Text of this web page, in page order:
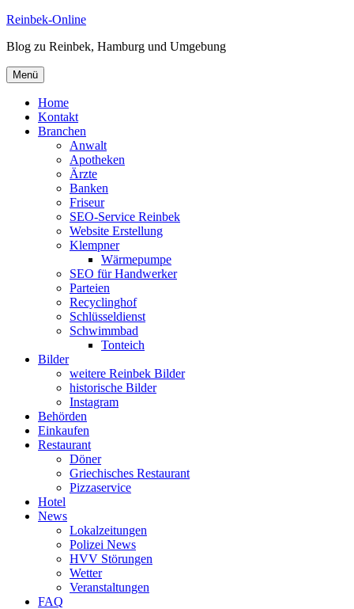
Zum
springen
Reinbek-Online
Blog zu Reinbek, Hamburg und Umgebung
Menü
Home
Kontakt
Branchen
Anwalt
Apotheken
Ärzte
Banken
Friseur
SEO-Service Reinbek
Website Erstellung
Klempner
Wärmepumpe
SEO für Handwerker
Parteien
Recyclinghof
Schlüsseldienst
Schwimmbad
Tonteich
Bilder
weitere Reinbek Bilder
historische Bilder
Instagram
Behörden
Einkaufen
Restaurant
Döner
Griechisches Restaurant
Pizzaservice
Hotel
News
Lokalzeitungen
Polizei News
HVV Störungen
Wetter
Veranstaltungen
FAQ